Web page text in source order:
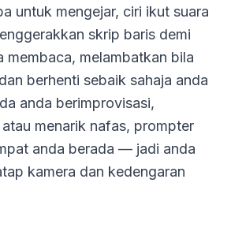
untuk mengejar, ciri ikut suara
skrip baris demi
membaca, melambatkan bila
berhenti sebaik sahaja anda
anda berimprovisasi,
menarik nafas, prompter
anda berada — jadi anda
kamera dan kedengaran